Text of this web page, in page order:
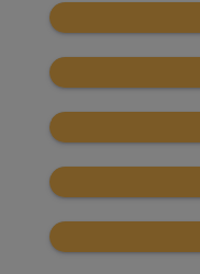
6.4
8.4
8.3
8.5
8.2